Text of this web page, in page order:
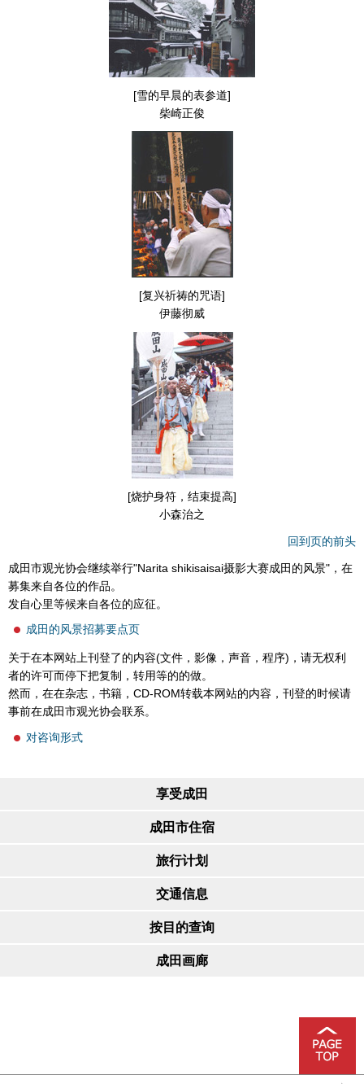
[雪的早晨的表参道]
柴崎正俊
[复兴祈祷的咒语]
伊藤彻威
[烧护身符，结束提高]
小森治之
回到页的前头
成田市观光协会继续举行"Narita shikisaisai摄影大赛成田的风景"，在
募集来自各位的作品。
发自心里等候来自各位的应征。
成田的风景招募要点页
关于在本网站上刊登了的内容(文件，影像，声音，程序)，请无权利
者的许可而停下把复制，转用等的的做。
然而，在在杂志，书籍，CD-ROM转载本网站的内容，刊登的时候请
事前在成田市观光协会联系。
对咨询形式
享受成田
成田市住宿
旅行计划
交通信息
按目的查询
成田画廊